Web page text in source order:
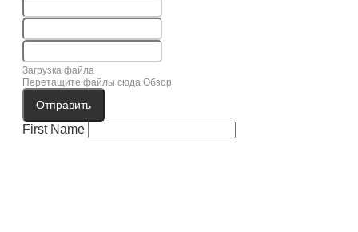
Загрузка файла
Перетащите файлы сюда Обзор
Отправить
First Name